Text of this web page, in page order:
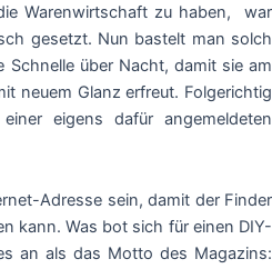
Warenwirtschaft zu haben, war
gesetzt. Nun bastelt man solch
Schnelle über Nacht, damit sie am
neuem Glanz erfreut. Folgerichtig
eigens dafür angemeldeten
Adresse sein, damit der Finder
kann. Was bot sich für einen DIY-
an als das Motto des Magazins: